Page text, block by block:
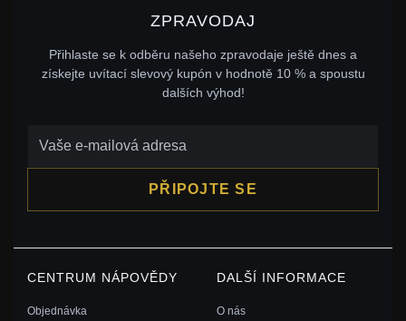
ZPRAVODAJ
Přihlaste se k odběru našeho zpravodaje ještě dnes a
získejte uvítací slevový kupón v hodnotě 10 % a spoustu
dalších výhod!
PŘIPOJTE SE
CENTRUM NÁPOVĚDY
Objednávka
DALŠÍ INFORMACE
O nás